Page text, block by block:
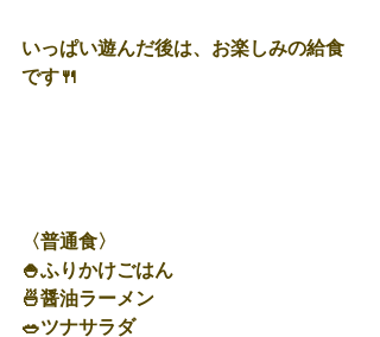
いっぱい遊んだ後は、お楽しみの給食
です🍴
〈普通食〉
🍚ふりかけごはん
🍜醤油ラーメン
🥗ツナサラダ